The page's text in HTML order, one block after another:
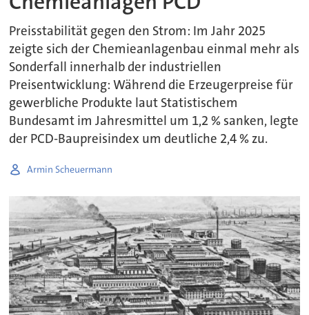
Preisstabilität gegen den Strom: Im Jahr 2025
zeigte sich der Chemieanlagenbau einmal mehr als
Sonderfall innerhalb der industriellen
Preisentwicklung: Während die Erzeugerpreise für
gewerbliche Produkte laut Statistischem
Bundesamt im Jahresmittel um 1,2 % sanken, legte
der PCD-Baupreisindex um deutliche 2,4 % zu.
Armin Scheuermann